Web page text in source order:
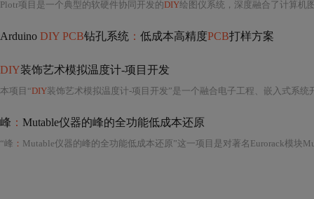
Plotr项目是一个典型的软硬件协同开发的DIY绘图仪系统，深度融合了计算机
Arduino DIY PCB钻孔系统 ： 低成本高精度PCB打样方案
DIY装饰艺术模拟温度计-项目开发
本项目“DIY装饰艺术模拟温度计-项目开发”是一个融合电子工程、嵌入式系统
峰 ： Mutable仪器的峰的全功能低成本还原
“峰 ： Mutable仪器的峰的全功能低成本还原”这一项目是对著名Eurorack模块